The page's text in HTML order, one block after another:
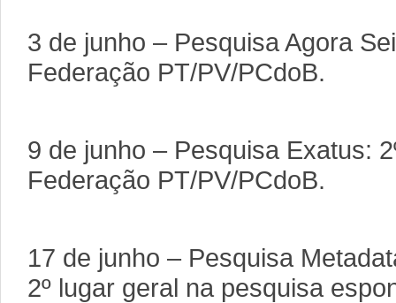
3 de junho – Pesquisa Agora
Federação PT/PV/PCdoB.
9 de junho – Pesquisa Exatus:
Federação PT/PV/PCdoB.
17 de junho – Pesquisa
2º lugar geral na pesquisa